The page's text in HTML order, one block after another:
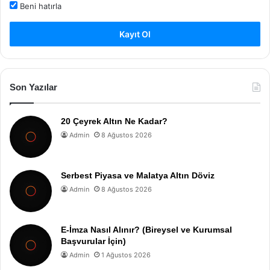
Beni hatırla
Kayıt Ol
Son Yazılar
20 Çeyrek Altın Ne Kadar?
Admin 8 Ağustos 2026
Serbest Piyasa ve Malatya Altın Döviz
Admin 8 Ağustos 2026
E-İmza Nasıl Alınır? (Bireysel ve Kurumsal
Başvurular İçin)
Admin 1 Ağustos 2026